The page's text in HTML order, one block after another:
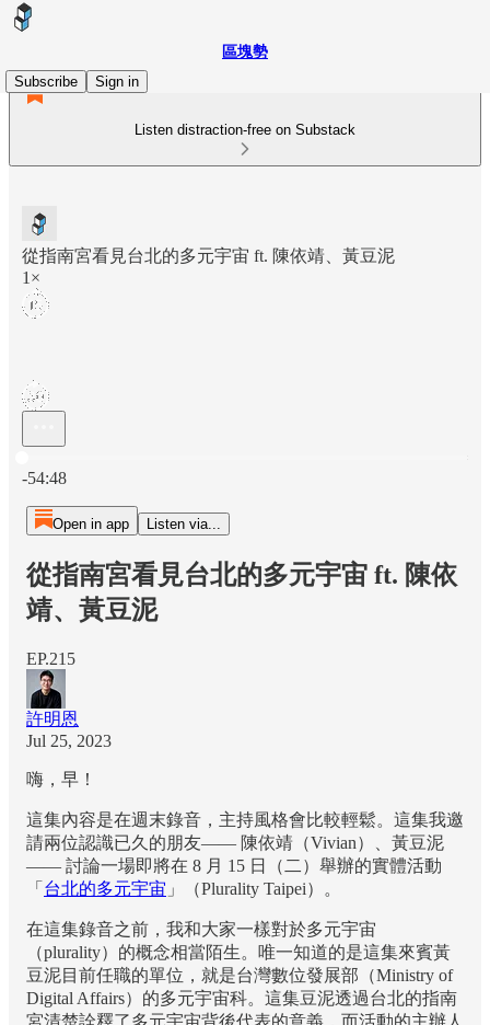
區塊勢
Subscribe
Sign in
Listen distraction-free on Substack
從指南宮看見台北的多元宇宙 ft. 陳依靖、黃豆泥
1×
-54:48
Open in app Listen via...
從指南宮看見台北的多元宇宙 ft. 陳依
靖、黃豆泥
EP.215
許明恩
Jul 25, 2023
嗨，早！
這集內容是在週末錄音，主持風格會比較輕鬆。這集我邀
請兩位認識已久的朋友—— 陳依靖（Vivian）、黃豆泥
—— 討論一場即將在 8 月 15 日（二）舉辦的實體活動
「 台北的多元宇宙 」（Plurality Taipei）。
在這集錄音之前，我和大家一樣對於多元宇宙
（plurality）的概念相當陌生。唯一知道的是這集來賓黃
豆泥目前任職的單位，就是台灣數位發展部（Ministry of
Digital Affairs）的多元宇宙科。這集豆泥透過台北的指南
宮清楚詮釋了多元宇宙背後代表的意義，而活動的主辦人